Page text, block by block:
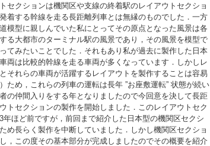
セクションは機関区や支線の終着駅のレイアウトセクショ
着する幹線を走る長距離列車とは無縁のものでした．一方
模型に親しんでいた私にとってその原点となった風景は各
る大都市のターミナル駅の風景であり，その風景を模型で
てみたいことでした．それもあり私が過去に製作した日本
両は比較的幹線を走る車両が多くなっています．しかしレ
それらの車両が活躍するレイアウトを製作することは容易
ため，これらの列車の運転は長年 ”お座敷運転” 状態が続い
の仲間入りをする年となりましたので今回意を決して長距
トセクションの製作を開始しました．このレイアウトセク
年ほど前ですが，前回まで紹介した日本型の機関区セクシ
め長らく製作を中断していました．しかし機関区セクショ
，この度その基本部分が完成しましたのでその概要を紹介